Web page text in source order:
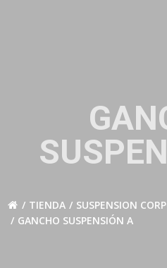
TIENDA
SUSPENSION
GANCHO SUSPENSIÓN A